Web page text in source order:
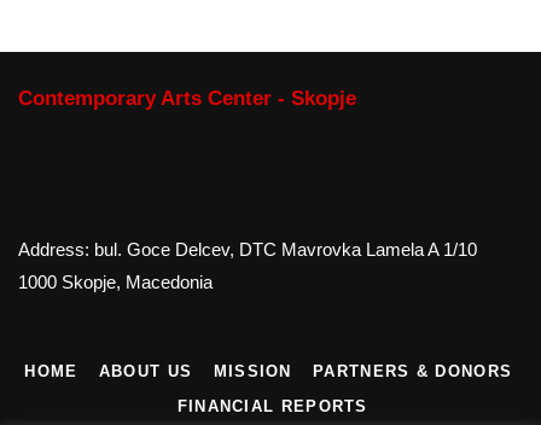
Contemporary Arts Center - Skopje
Address: bul. Goce Delcev, DTC Mavrovka Lamela A 1/10
1000 Skopje, Macedonia
HOME ABOUT US MISSION
PARTNERS & DONORS
FINANCIAL REPORTS